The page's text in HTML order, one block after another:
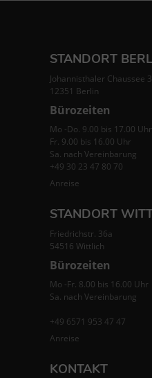
STANDORT
Johannisthaler Chaussee
12351 Berlin
Bürozeiten
Mo -Do. 9.00 bis 17.00 Uhr
Fr. 9.00 bis 16.00 Uhr
Sa. nach Vereinbarung
+49 30 23 47 80 70
Anreise
STANDORT
Friedrichstr. 36a
54516 Wittlich
Bürozeiten
Mo -Fr. 8.00 bis 16.00 Uhr
Sa. nach Vereinbarung
+49 6571 953 47 47
Anreise
KONTAKT